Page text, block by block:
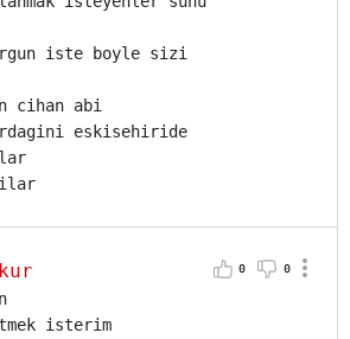
iste boyle sizi
cihan abi
eskisehiride
0 0
isterim